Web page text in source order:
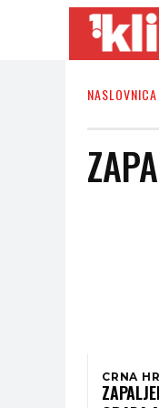
NASLOVNICA
CRNA